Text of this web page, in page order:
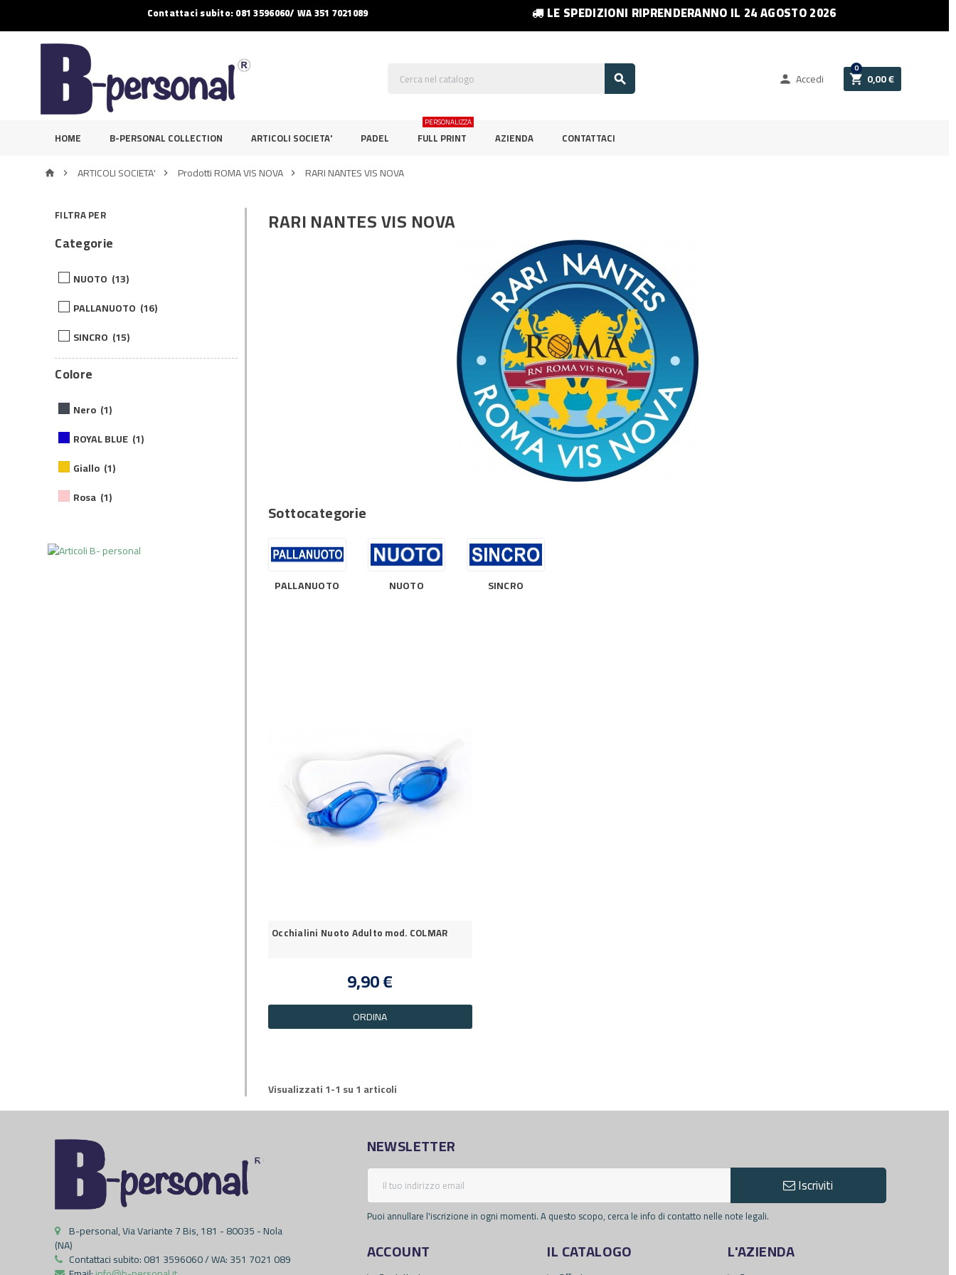
Contattaci subito: 081 3596060/ WA 351 7021089 LE SPEDIZIONI RIPRENDERANNO IL 24 AGOSTO 2026
  Accedi  0,00 €
0
HOME B-PERSONAL COLLECTION ARTICOLI SOCIETA' PADEL FULL PRINT
PERSONALIZZA
AZIENDA CONTATTACI
  ARTICOLI SOCIETA'  Prodotti ROMA VIS NOVA  RARI NANTES VIS NOVA
FILTRA PER
Categorie
NUOTO (13)
PALLANUOTO (16)
SINCRO (15)
Colore
Nero (1)
ROYAL BLUE (1)
Giallo (1)
Rosa (1)
RARI NANTES VIS NOVA
Sottocategorie
PALLANUOTO NUOTO SINCRO
Occhialini Nuoto Adulto mod. COLMAR
9,90 €
ORDINA
Visualizzati 1-1 su 1 articoli
B-personal, Via Variante 7 Bis, 181 - 80035 - Nola
(NA)
Contattaci subito:081 3596060 / WA: 351 7021 089
NEWSLETTER
Iscriviti
Puoi annullare l'iscrizione in ogni momenti. A questo scopo, cerca le info di contatto nelle note legali.
ACCOUNT IL CATALOGO L'AZIENDA